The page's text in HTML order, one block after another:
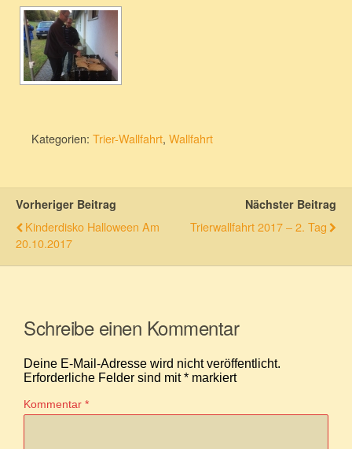
Kategorien: Trier-Wallfahrt, Wallfahrt
Vorheriger Beitrag
Kinderdisko Halloween Am
20.10.2017
Nächster Beitrag
Trierwallfahrt 2017 – 2. Tag
Schreibe einen Kommentar
Deine E-Mail-Adresse wird nicht veröffentlicht.
Erforderliche Felder sind mit* markiert
Kommentar *